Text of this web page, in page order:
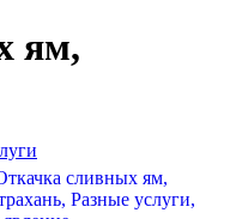
ям,